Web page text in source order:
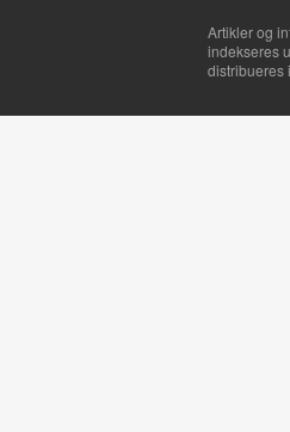
Artikler og
indekseres
distribueres